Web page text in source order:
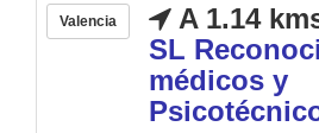
Valencia A 1.14
SL
médicos y